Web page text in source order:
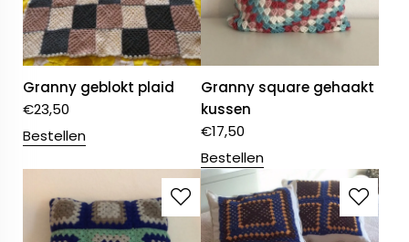
Granny geblokt plaid
€23,50
Bestellen
Granny square gehaakt
kussen
€17,50
Bestellen